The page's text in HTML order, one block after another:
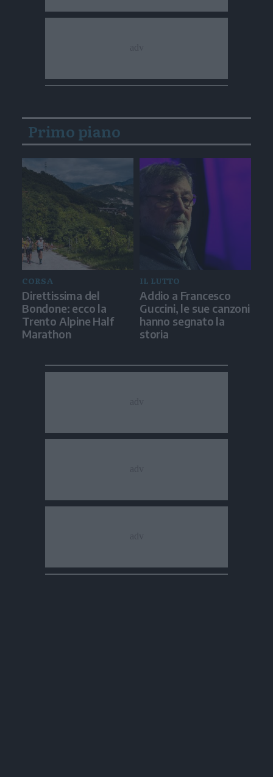
Primo piano
CORSA
Direttissima del
Bondone: ecco la
Trento Alpine Half
Marathon
IL LUTTO
Addio a Francesco
Guccini, le sue canzoni
hanno segnato la
storia